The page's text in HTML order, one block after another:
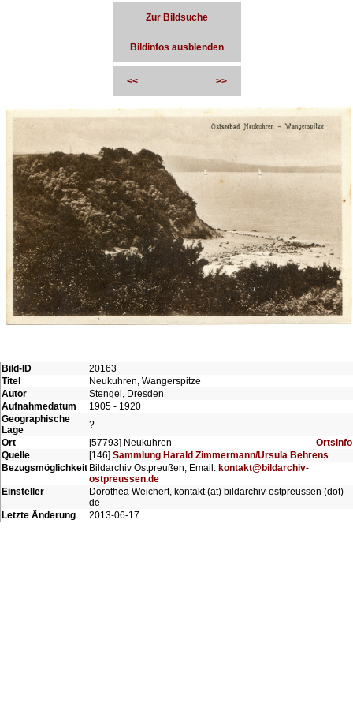
Zur Bildsuche
Bildinfos ausblenden
<< >>
Bild-ID
20163
Titel
Neukuhren, Wangerspitze
Autor
Stengel, Dresden
Aufnahmedatum
1905 - 1920
Geographische
Lage
?
Ort
[57793] Neukuhren
Ortsinfo
Quelle
[146] Sammlung Harald Zimmermann/Ursula Behrens
Bezugsmöglichkeit Bildarchiv Ostpreußen, Email: kontakt@bildarchiv-
ostpreussen.de
Einsteller
Dorothea Weichert, kontakt (at) bildarchiv-ostpreussen (dot)
de
Letzte Änderung
2013-06-17